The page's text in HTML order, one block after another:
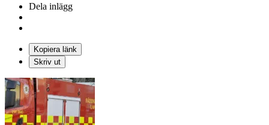
Dela inlägg
Kopiera länk
Skriv ut